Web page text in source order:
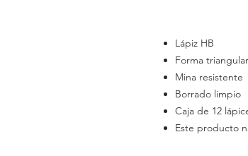
Lápiz HB
Forma
Mina resistente
Borrado limpio
Caja de 12
Este producto